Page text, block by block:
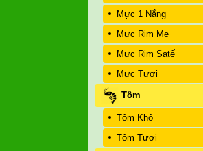
Mực 1 Nắng
Mực Rim Me
Mực Rim Satế
Mực Tươi
Tôm
Tôm Khô
Tôm Tươi